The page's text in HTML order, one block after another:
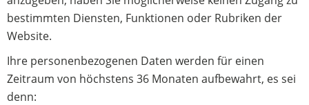
bestimmten Diensten, Funktionen oder Rubriken der
Website.
Ihre personenbezogenen Daten werden für einen
Zeitraum von höchstens 36 Monaten aufbewahrt, es sei
denn: